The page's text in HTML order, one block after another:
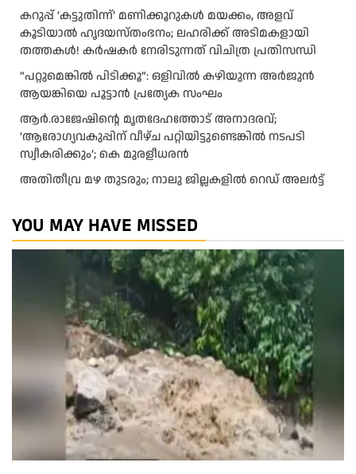
കറുപ്പ് ‘കട്ടുതിന്ന്’ മണിക്കൂറുകൾ മയക്കം, അളവ്
കൂടിയാൽ ഹൃദയസ്തംഭനം; ലഹരിക്ക് അടിമകളായി
തത്തകള്‍! കർഷകർ നേരിടുന്നത് വിചിത്ര പ്രതിസന്ധി
“പറ്റുമെങ്കിൽ പിടിക്കൂ”: ഒളിവിൽ കഴിയുന്ന അർജുൻ
ആയങ്കിയെ പൂട്ടാൻ പ്രത്യേക സംഘം
ആര്‍.രാജേഷിന്റെ മൃതദേഹത്തോട് അനാദരവ്;
‘ആരോഗ്യവകുപ്പിന് വീഴ്ച പറ്റിയിട്ടുണ്ടെങ്കില്‍ നടപടി
സ്വീകരിക്കും’; കെ മുരളീധരന്‍
അതിതീവ്ര മഴ തുടരും; നാലു ജില്ലകളിൽ റെഡ് അലർട്ട്
YOU MAY HAVE MISSED